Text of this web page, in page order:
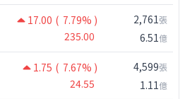
17.00 ( 7.79% )
235.00
2,761張
6.51億
1.75 ( 7.67% )
24.55
4,599張
1.11億